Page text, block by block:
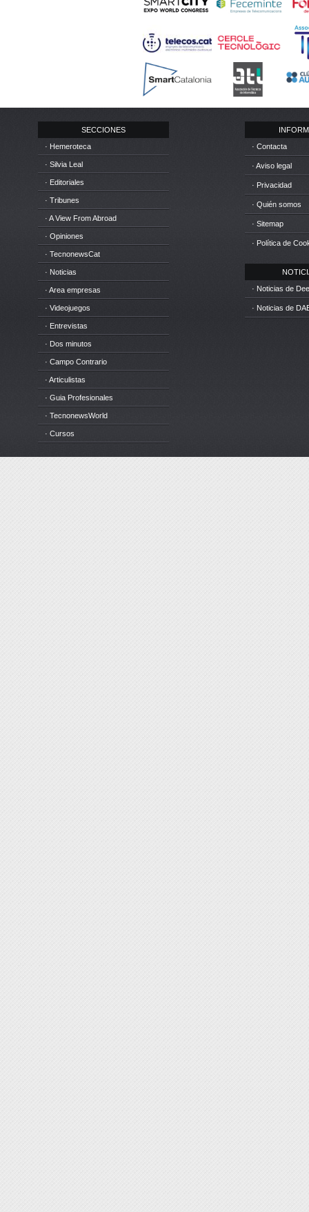
SECCIONES
· Hemeroteca
· Silvia Leal
· Editoriales
· Tribunes
· A View From Abroad
· Opiniones
· TecnonewsCat
· Noticias
· Area empresas
· Videojuegos
· Entrevistas
· Dos minutos
· Campo Contrario
· Articulistas
· Guia Profesionales
· TecnonewsWorld
· Cursos
· Contacta
· Aviso legal
· Privacidad
· Quién somos
· Sitemap
· Política de
· Noticias de
· Noticias de